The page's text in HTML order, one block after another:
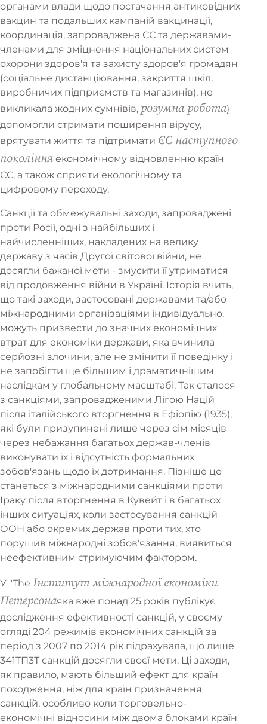
органами влади щодо постачання антиковідних
вакцин та подальших кампаній вакцинації,
координація, запроваджена ЄС та державами-
членами для зміцнення національних систем
охорони здоров'я та захисту здоров'я громадян
(соціальне дистанціювання, закриття шкіл,
виробничих підприємств та магазинів), не
викликала жодних сумнівів, розумна робота)
допомогли стримати поширення вірусу,
врятувати життя та підтримати ЄС наступного
покоління економічному відновленню країн
ЄС, а також сприяти екологічному та
цифровому переходу.
Санкції та обмежувальні заходи, запроваджені
проти Росії, одні з найбільших і
найчисленніших, накладених на велику
державу з часів Другої світової війни, не
досягли бажаної мети - змусити її утриматися
від продовження війни в Україні. Історія вчить,
що такі заходи, застосовані державами та/або
міжнародними організаціями індивідуально,
можуть призвести до значних економічних
втрат для економіки держави, яка вчинила
серйозні злочини, але не змінити її поведінку і
не запобігти ще більшим і драматичнішим
наслідкам у глобальному масштабі. Так сталося
з санкціями, запровадженими Лігою Націй
після італійського вторгнення в Ефіопію (1935),
які були призупинені лише через сім місяців
через небажання багатьох держав-членів
виконувати їх і відсутність формальних
зобов'язань щодо їх дотримання. Пізніше це
станеться з міжнародними санкціями проти
Іраку після вторгнення в Кувейт і в багатьох
інших ситуаціях, коли застосування санкцій
ООН або окремих держав проти тих, хто
порушив міжнародні зобов'язання, виявиться
неефективним стримуючим фактором.
У "The Інститут міжнародної економіки
Петерсонаяка вже понад 25 років публікує
дослідження ефективності санкцій, у своєму
огляді 204 режимів економічних санкцій за
період з 2007 по 2014 рік підрахувала, що лише
341ТП3Т санкцій досягли своєї мети. Ці заходи,
як правило, мають більший ефект для країн
походження, ніж для країн призначення
санкцій, особливо коли торговельно-
економічні відносини між двома блоками країн